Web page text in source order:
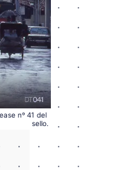
nº 41 del
sello.